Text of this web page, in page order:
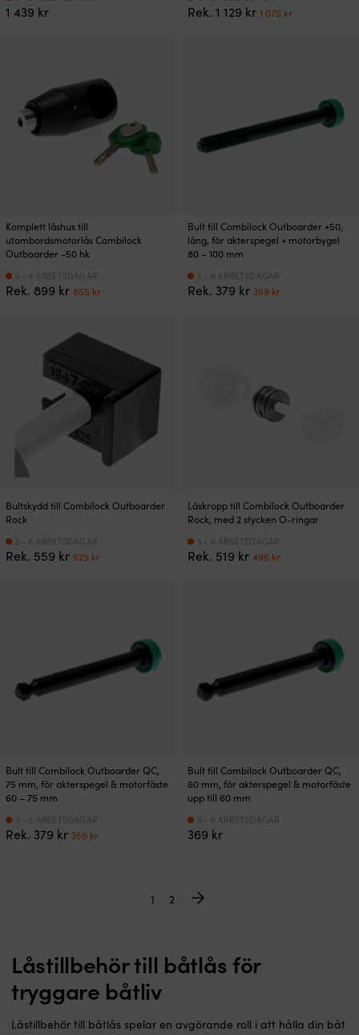
1 439 kr Rek.1 129 krDet
1 075 krDet
Komplett låshus till
utombordsmotorlås Combilock
Outboarder -50 hk
Rek. 899 kr Det
var:
899 kr.
855 krDet
855 kr.
3 - 6 ARBETSDAGAR
Bult till Combilock Outboarder +50,
lång, för akterspegel + motorbygel
80 – 100 mm
Rek. 379 kr Det
359 krDet
3 - 6 ARBETSDAGAR
Bultskydd till Combilock Outboarder
Rock
Rek. 559 kr Det
529 krDet
3 - 6 ARBETSDAGAR
Låskropp till Combilock Outboarder
Rock, med 2 stycken O-ringar
Rek. 519 kr Det
495 krDet
3 - 6 ARBETSDAGAR
Bult till Combilock Outboarder QC,
75 mm, för akterspegel & motorfäste
60 – 75 mm
Rek. 379 kr Det
359 krDet
3 - 6 ARBETSDAGAR
Bult till Combilock Outboarder QC,
60 mm, för akterspegel & motorfäste
upp till 60 mm
369 kr
3 - 6 ARBETSDAGAR
1 2
Låstillbehör till båtlås för
tryggare båtliv
Låstillbehör till båtlås spelar en avgörande roll i att hålla din båt